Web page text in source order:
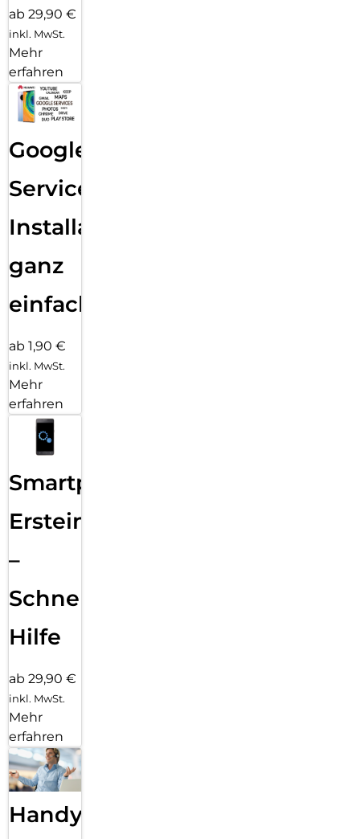
ab 29,90 €
inkl. MwSt.
Mehr
erfahren
Google
Services
Installation
ganz
einfach
ab 1,90 €
inkl. MwSt.
Mehr
erfahren
Smartphone
Ersteinrichtung
–
Schnelle
Hilfe
ab 29,90 €
inkl. MwSt.
Mehr
erfahren
Handy